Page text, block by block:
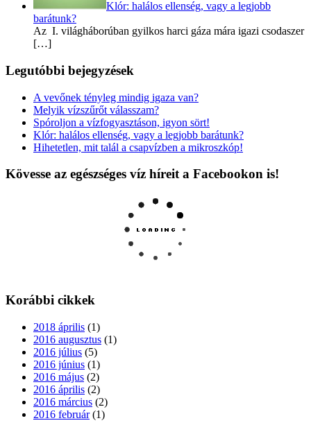
Klór: halálos ellenség, vagy a legjobb
barátunk?
Az I. világháborúban gyilkos harci gáza mára igazi csodaszer
[…]
Legutóbbi bejegyzések
A vevőnek tényleg mindig igaza van?
Melyik vízszűrőt válasszam?
Spóroljon a vízfogyasztáson, igyon sört!
Klór: halálos ellenség, vagy a legjobb barátunk?
Hihetetlen, mit talál a csapvízben a mikroszkóp!
Kövesse az egészséges víz híreit a Facebookon is!
Korábbi cikkek
2018 április (1)
2016 augusztus (1)
2016 július (5)
2016 június (1)
2016 május (2)
2016 április (2)
2016 március (2)
2016 február(1)